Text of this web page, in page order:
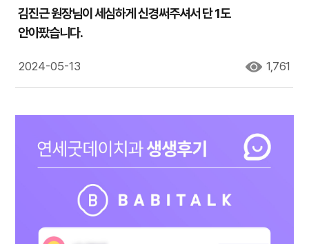
김진근 원장님이 세심하게 신경써주셔서 단 1도
안아팠습니다.
2024-05-13 1,761